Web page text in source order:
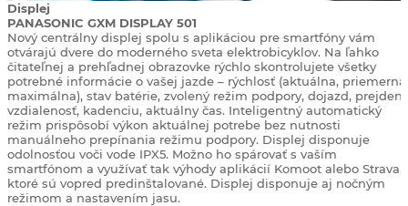
Displej
PANASONIC GXM DISPLAY 501
Nový centrálny displej spolu s aplikáciou pre smartfóny vám
otvárajú dvere do moderného sveta elektrobicyklov. Na ľahko
čitateľnej a prehľadnej obrazovke rýchlo skontrolujete všetky
potrebné informácie o vašej jazde – rýchlosť (aktuálna, priemerná,
maximálna), stav batérie, zvolený režim podpory, dojazd,
vzdialenosť, kadenciu, aktuálny čas. Inteligentný automatický
režim prispôsobí výkon aktuálnej potrebe bez nutnosti
manuálneho prepínania režimu podpory. Displej disponuje
odolnosťou voči vode IPX5. Možno ho spárovať s vaším
smartfónom a využívať tak výhody aplikácií Komoot alebo Strava,
ktoré sú vopred predinštalované. Displej disponuje aj nočným
režimom a nastavením jasu.